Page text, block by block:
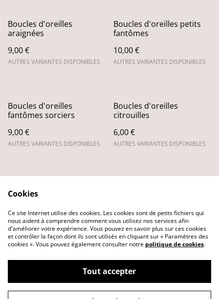
Boucles d'oreilles
araignées
9,00 €
AUTRES VARIANTES DISPONIBLES
Boucles d'oreilles petits
fantômes
10,00 €
AUTRES VARIANTES DISPONIBLES
Boucles d'oreilles
fantômes sorciers
9,00 €
AUTRES VARIANTES DISPONIBLES
Boucles d'oreilles
citrouilles
6,00 €
AUTRES VARIANTES DISPONIBLES
Contactez-nous
Conditions
Politique de
confidentialité
Politique de cookies
©2026Adémi créations
Cookies
Ce site Internet utilise des cookies. Les cookies sont de petits fichiers qui
nous aident à comprendre comment vous utilisez nos services afin
d'améliorer votre expérience. Vous pouvez en savoir plus sur ces cookies
et contrôler la façon dont ils sont utilisés en cliquant sur « Paramètres des
cookies ». Vous pouvez également consulter notre politique de cookies.
Tout accepter